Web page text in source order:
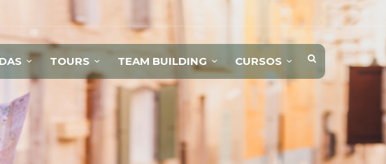
TOURS TEAM BUILDING CURSOS